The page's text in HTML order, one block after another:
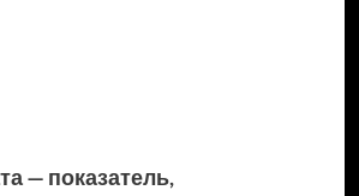
— показатель,